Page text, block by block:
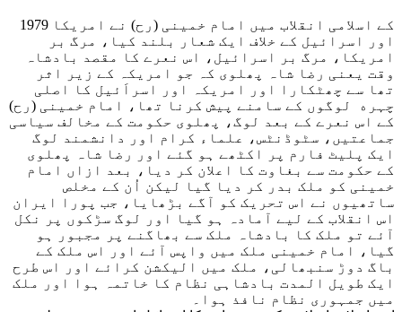
1979 کے اسلامی انقلاب میں امام خمینی (رح) نے امریکا
اور اسرائیل کے خلاف ایک شعار بلند کیا، مرگ بر
امریکا، مرگ بر اسرائیل، اس نعرے کا مقصد بادشاہ
وقت یعنی رضا شاہ پھلوی کہ جو امریکہ کے زیر اثر
تھا سے چھٹکارا اور امریکہ اور اسراَئیل کا اصلی
چہره لوگوں کے سامنے پیش کرنا تھا، امام خمینی (رح)
کے اس نعرے کے بعد لوگ، پھلوی حکومت کے مخالف سیاسی
جماعتیں، سٹوڈنٹس، علماء کرام اور دانشمند لوگ
ایک پلیٹ فارم پر اکٹھے ہو گئے اور رضا شاہ پھلوی
کے حکومت سے بغاوت کا اعلان کر دیا، بعد ازاں امام
خمینی کو ملک بدر کر دیا گیا لیکن اُن کے مخلص
ساتھیوں نے اس تحریک کو آگے بڑھایا، جب پورا ایران
اس انقلاب کے لیے آمادہ ہو گیا اور لوگ سڑکوں پر نکل
آئے تو ملک کا بادشاہ ملک سے بھاگنے پر مجبور ہو
گیا، امام خمینی ملک میں واپس آئے اور اس ملک کے
باگ دوڑ سنبھالی، ملک میں الیکشن کرائے اور اس طرح
ایک طویل المدت بادشاہی نظام کا خاتمہ ہوا اور ملک
میں جمہوری نظام نافذ ہوا۔